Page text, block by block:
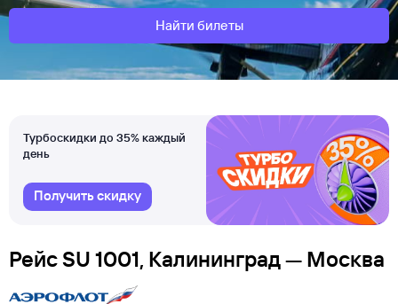
Найти билеты
Турбоскидки до 35% каждый
день
Получить скидку
Рейс SU 1001, Калининград — Москва